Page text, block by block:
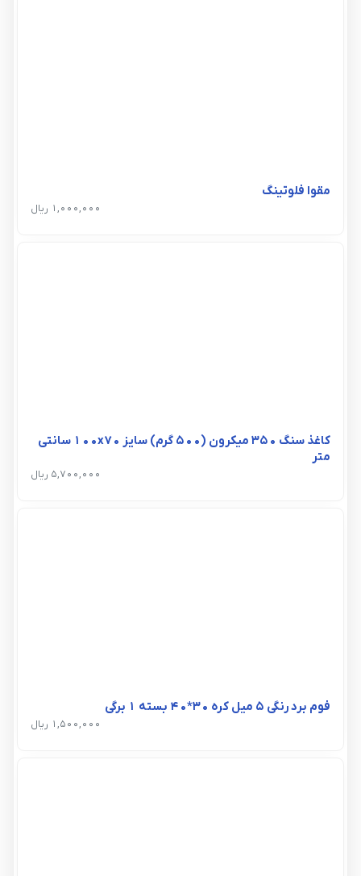
مقوا فلوتینگ
1,000,000 ریال
کاغذ سنگ 350 میکرون (500 گرم) سایز 100x70 سانتی
متر
5,700,000 ریال
فوم برد رنگی 5 میل کره 30*40 بسته 1 برگی
1,500,000 ریال